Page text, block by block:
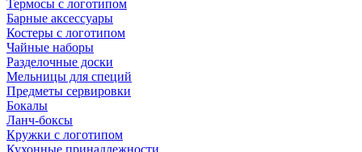
Термосы с логотипом
Барные аксессуары
Костеры с логотипом
Чайные наборы
Разделочные доски
Мельницы для специй
Предметы сервировки
Бокалы
Ланч-боксы
Кружки с логотипом
Кухонные принадлежности